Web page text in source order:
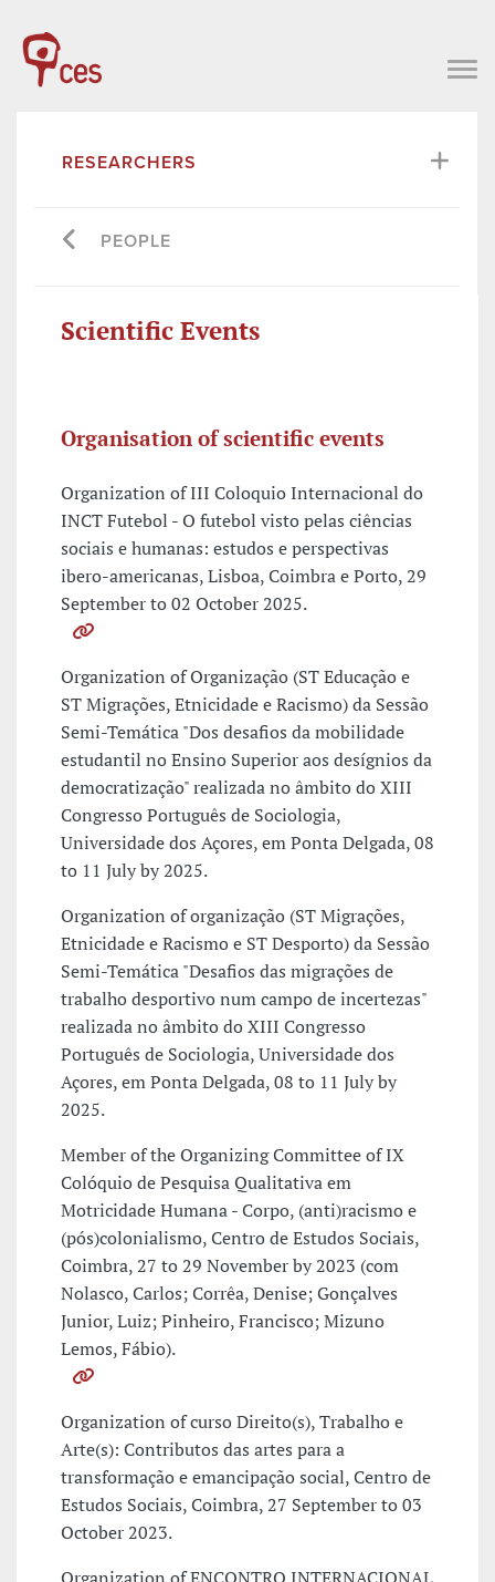
RESEARCHERS
PEOPLE
Scientific Events
Organisation of scientific events
Organization of III Coloquio Internacional do
INCT Futebol - O futebol visto pelas ciências
sociais e humanas: estudos e perspectivas
ibero-americanas, Lisboa, Coimbra e Porto, 29
September to 02 October 2025.
Organization of Organização (ST Educação e
ST Migrações, Etnicidade e Racismo) da Sessão
Semi-Temática "Dos desafios da mobilidade
estudantil no Ensino Superior aos desígnios da
democratização" realizada no âmbito do XIII
Congresso Português de Sociologia,
Universidade dos Açores, em Ponta Delgada, 08
to 11 July by 2025.
Organization of organização (ST Migrações,
Etnicidade e Racismo e ST Desporto) da Sessão
Semi-Temática "Desafios das migrações de
trabalho desportivo num campo de incertezas"
realizada no âmbito do XIII Congresso
Português de Sociologia, Universidade dos
Açores, em Ponta Delgada, 08 to 11 July by
2025.
Member of the Organizing Committee of IX
Colóquio de Pesquisa Qualitativa em
Motricidade Humana - Corpo, (anti)racismo e
(pós)colonialismo, Centro de Estudos Sociais,
Coimbra, 27 to 29 November by 2023 (com
Nolasco, Carlos; Corrêa, Denise; Gonçalves
Junior, Luiz; Pinheiro, Francisco; Mizuno
Lemos, Fábio).
Organization of curso Direito(s), Trabalho e
Arte(s): Contributos das artes para a
transformação e emancipação social, Centro de
Estudos Sociais, Coimbra, 27 September to 03
October 2023.